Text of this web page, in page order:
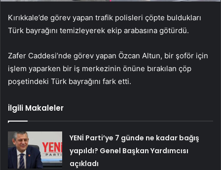
Kırıkkale’de görev yapan trafik polisleri çöpte buldukları
Türk bayrağını temizleyerek ekip arabasına götürdü.
Zafer Caddesi’nde görev yapan Özcan Altun, bir şoför için
işlem yaparken bir iş merkezinin önüne bırakılan çöp
poşetindeki Türk bayrağını fark etti.
İlgili Makaleler
YENİ Parti’ye 7 günde ne kadar bağış
yapıldı? Genel Başkan Yardımcısı
açıkladı